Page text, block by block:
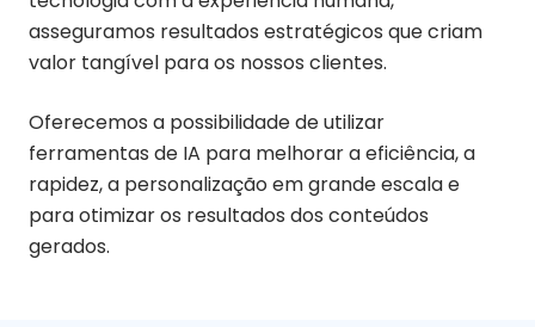
asseguramos resultados estratégicos que criam
valor tangível para os nossos clientes.
Oferecemos a possibilidade de utilizar
ferramentas de IA para melhorar a eficiência, a
rapidez, a personalização em grande escala e
para otimizar os resultados dos conteúdos
gerados.